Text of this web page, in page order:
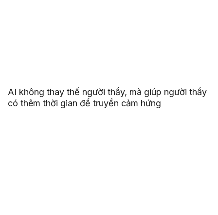
AI không thay thế người thầy, mà giúp người thầy
có thêm thời gian để truyền cảm hứng